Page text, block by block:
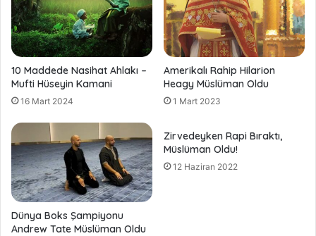
10 Maddede Nasihat Ahlakı –
Mufti Hüseyin Kamani
16 Mart 2024
Amerikalı Rahip Hilarion
Heagy Müslüman Oldu
1 Mart 2023
Dünya Boks Şampiyonu
Andrew Tate Müslüman Oldu
Zirvedeyken Rapi Bıraktı,
Müslüman Oldu!
12 Haziran 2022